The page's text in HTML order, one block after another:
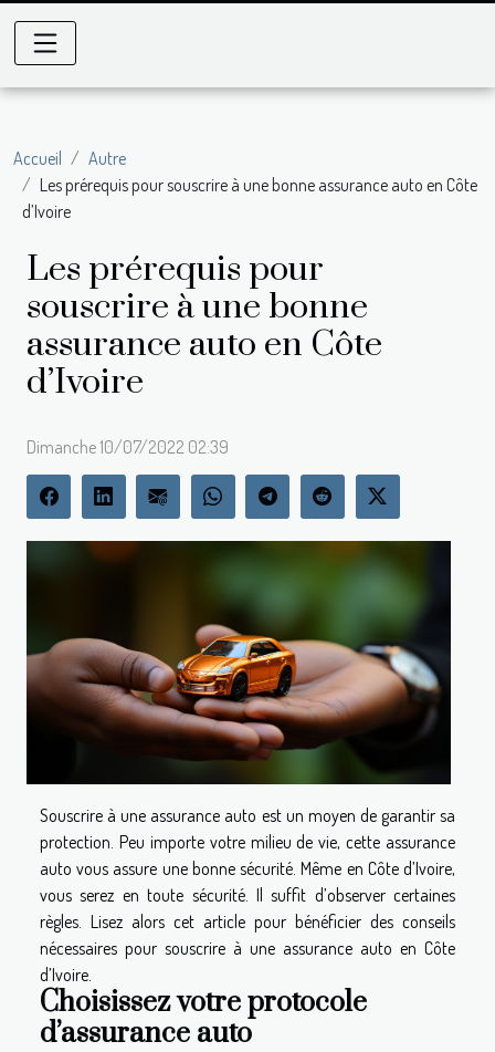
Accueil
Autre
Les prérequis pour souscrire à une bonne assurance auto en Côte
d’Ivoire
Les prérequis pour
souscrire à une bonne
assurance auto en Côte
d’Ivoire
Dimanche 10/07/2022 02:39
Souscrire à une assurance auto est un moyen de garantir sa
protection. Peu importe votre milieu de vie, cette assurance
auto vous assure une bonne sécurité. Même en Côte d’Ivoire,
vous serez en toute sécurité. Il suffit d’observer certaines
règles. Lisez alors cet article pour bénéficier des conseils
nécessaires pour souscrire à une assurance auto en Côte
d’Ivoire.
Choisissez votre protocole
d’assurance auto